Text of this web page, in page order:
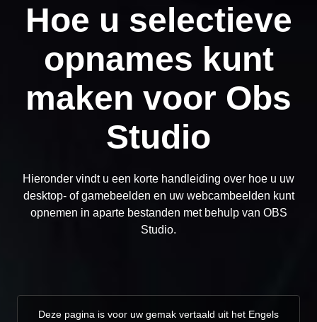
Hoe u selectieve
opnames kunt
maken voor Obs
Studio
Hieronder vindt u een korte handleiding over hoe u uw
desktop- of gamebeelden en uw webcambeelden kunt
opnemen in aparte bestanden met behulp van OBS
Studio.
Deze pagina is voor uw gemak vertaald uit het Engels